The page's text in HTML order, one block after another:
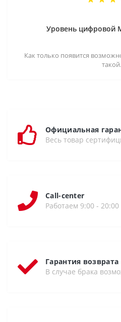
Уровень цифровой
Как только появится
Официальная
Весь товар
Call-center
Работаем 9:00 -
Гарантия возврата
В случае брака